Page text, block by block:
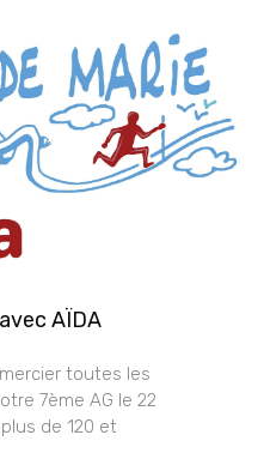
AÏDA
toutes les
7ème AG le 22
de 120 et